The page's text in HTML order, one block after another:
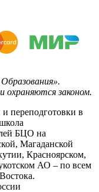
охраняются законом.
переподготовки в
БЦО на
Магаданской
Красноярском,
АО – по всем